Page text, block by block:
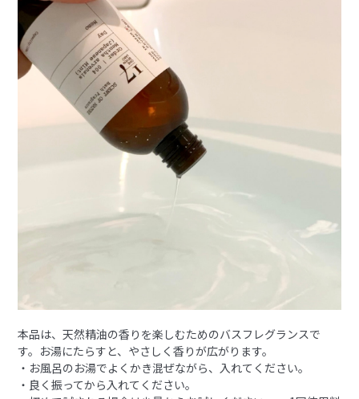
本品は、天然精油の香りを楽しむためのバスフレグランスで
す。お湯にたらすと、やさしく香りが広がります。
・お風呂のお湯でよくかき混ぜながら、入れてください。
・良く振ってから入れてください。